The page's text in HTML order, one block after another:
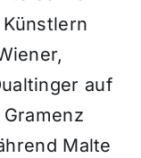
,
auf
Malte